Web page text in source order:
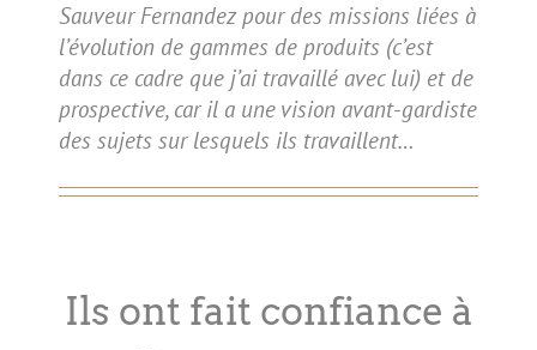
Sauveur Fernandez pour des missions liées à
l’évolution de gammes de produits (c’est
dans ce cadre que j’ai travaillé avec lui) et de
prospective, car il a une vision avant-gardiste
des sujets sur lesquels ils travaillent…
Ils ont fait confiance à